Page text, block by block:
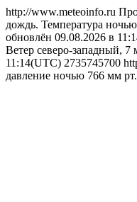
http://www.meteoinfo.ru
дождь. Температура
обновлён 09.08.2026 в
Ветер северо-западный, 7
11:14(UTC) 2735745700
давление ночью 766 мм